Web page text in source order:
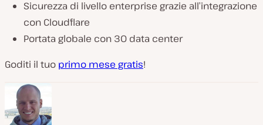
Sicurezza di livello enterprise grazie all’integrazione
con Cloudflare
Portata globale con 30 data center
Goditi il tuo primo mese gratis!